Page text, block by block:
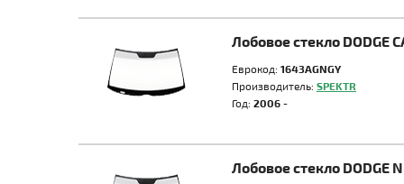
Лобовое стекло DODGE
Еврокод: 1643AGNGY
Производитель: SPEKTR
Год: 2006 -
Лобовое стекло DODGE